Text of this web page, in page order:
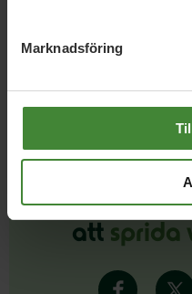
Marknadsföring
Dela denna
att sprida